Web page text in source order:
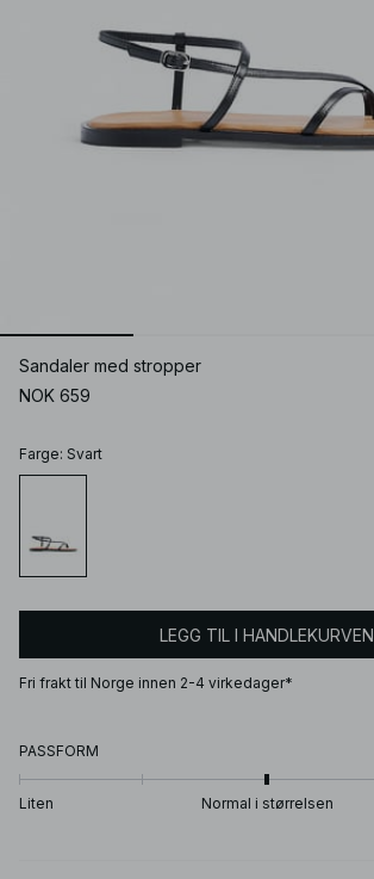
Sandaler med stropper
NOK 659
Farge: Svart
LEGG TIL I HANDLEKURVEN
Fri frakt til Norge innen 2-4 virkedager*
PASSFORM
Liten Normal i størrelsen